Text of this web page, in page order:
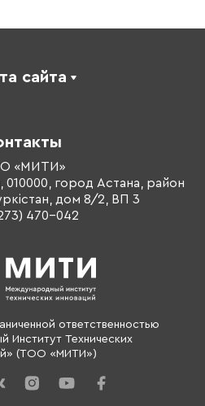
ответственностью
Институт Технических
(ТОО «МИТИ»)
сайта
обучения
«МИТИ»
010000, город Астана, район
дом 8/2, ВП 3
470-042